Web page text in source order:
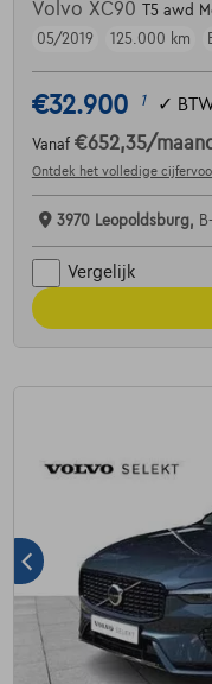
Volvo XC90 T5 awd
05/2019
125.000 km
€32.900 1 ✓
Vanaf €652,35/
Ontdek het volledige
3970 Leopoldsburg,
Vergelijk